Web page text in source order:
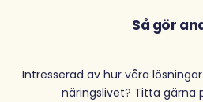
Så gör
Intresserad av hur våra
näringslivet? Titta gärna